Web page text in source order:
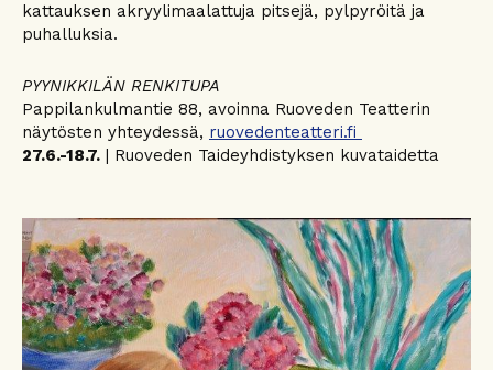
kattauksen akryylimaalattuja pitsejä, pylpyröitä ja
puhalluksia.
PYYNIKKILÄN RENKITUPA
Pappilankulmantie 88, avoinna Ruoveden Teatterin
näytösten yhteydessä, ruovedenteatteri.fi
27.6.-18.7. | Ruoveden Taideyhdistyksen kuvataidetta